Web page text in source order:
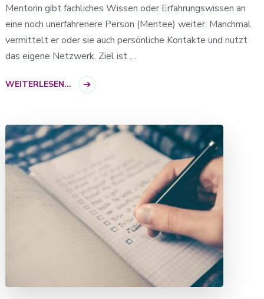
Mentorin gibt fachliches Wissen oder Erfahrungswissen an
eine noch unerfahrenere Person (Mentee) weiter. Manchmal
vermittelt er oder sie auch persönliche Kontakte und nutzt
das eigene Netzwerk. Ziel ist …
WEITERLESEN...